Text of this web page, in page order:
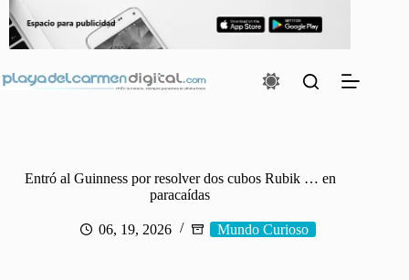
contenido
Entró al Guinness por resolver dos cubos Rubik … en
paracaídas
06, 19, 2026 Mundo Curioso